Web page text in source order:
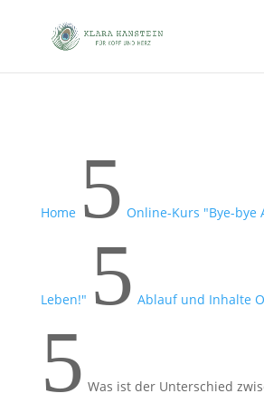
Home 5 Online-Kurs "Bye-bye
Leben!" 5 Ablauf und Inhalte
5 Was ist der Unterschied